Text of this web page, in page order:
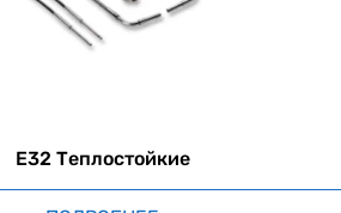
E32 Теплостойкие